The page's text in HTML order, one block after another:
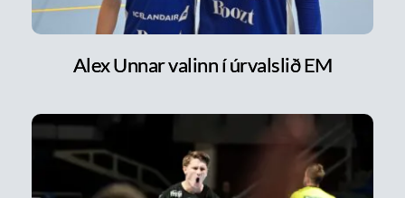
Alex Unnar valinn í úrvalslið EM